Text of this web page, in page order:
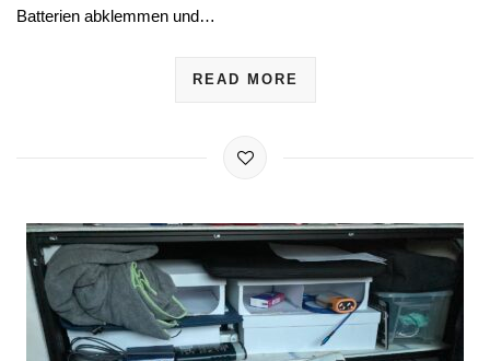
Batterien abklemmen und…
READ MORE